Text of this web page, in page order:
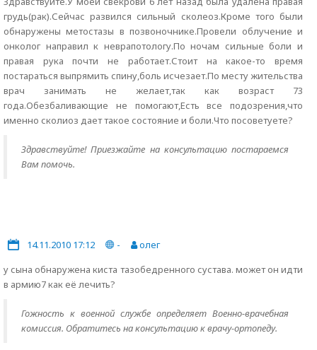
грудь(рак).Сейчас развился сильный сколеоз.Кроме того были
обнаружены метостазы в позвоночнике.Провели облучение и
онколог направил к неврапотологу.По ночам сильные боли и
правая рука почти не работает.Стоит на какое-то время
постараться выпрямить спину,боль исчезает.По месту жительства
врач занимать не желает,так как возраст 73
года.Обезбаливающие не помогают,Есть все подозрения,что
именно сколиоз дает такое состояние и боли.Что посоветуете?
Здравствуйте! Приезжайте на консультацию постараемся
Вам помочь.
14.11.2010 17:12 -
олег
у сына обнаружена киста тазобедренного сустава. может он идти
в армию7 как её лечить?
Гожность к военной службе определяет Военно-врачебная
комиссия. Обратитесь на консультацию к врачу-ортопеду.